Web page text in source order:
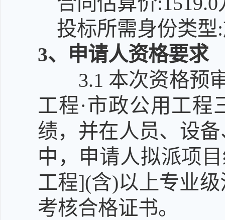
投标所需身份类型
3、申请人资格要求
3.1 本次资格预
工程·市政公用工
绩，并在人员、设
中，申请人拟派项
工程](含)以上专业
考核合格证书。